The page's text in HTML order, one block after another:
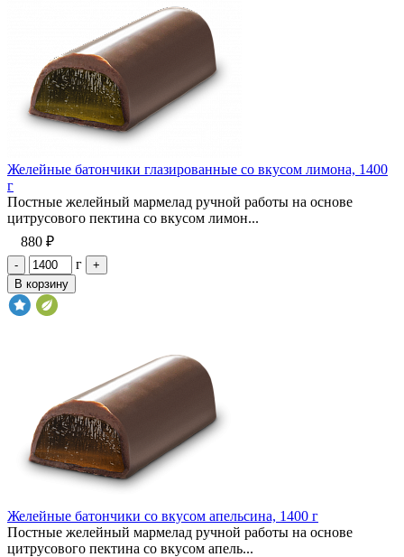
Желейные батончики глазированные со вкусом лимона, 1400
г
Постные желейный мармелад ручной работы на основе
цитрусового пектина со вкусом лимон...
880 ₽
- г
+
В корзину
Желейные батончики со вкусом апельсина, 1400 г
Постные желейный мармелад ручной работы на основе
цитрусового пектина со вкусом апель...